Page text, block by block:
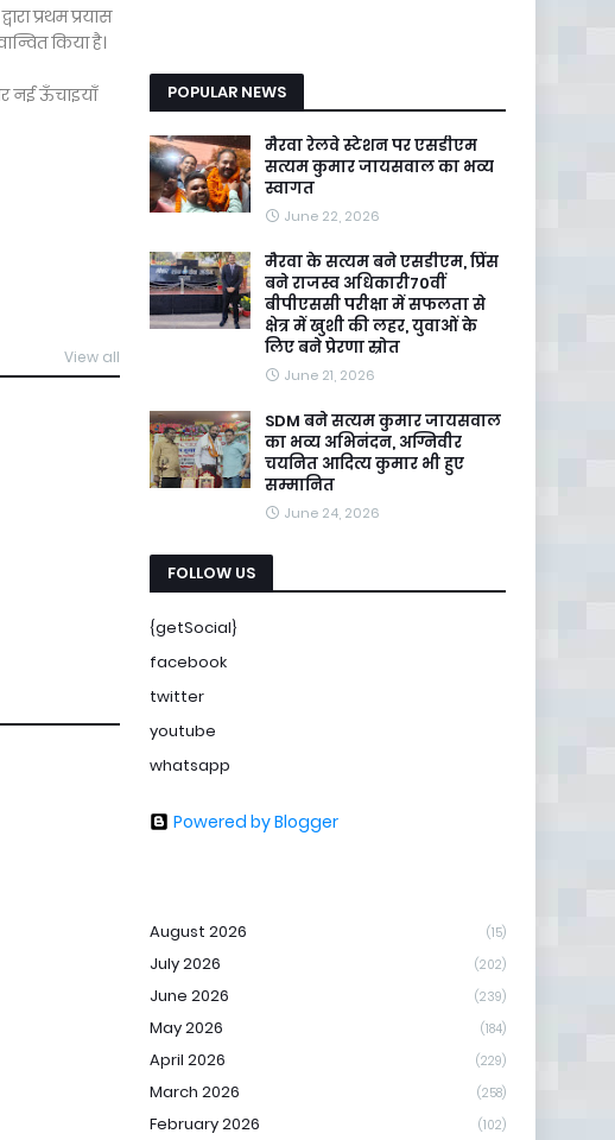
प्रथम प्रयास
किया है।
नई ऊँचाइयाँ
View all
POPULAR NEWS
मैरवा रेलवे स्टेशन पर एसडीएम
सत्यम कुमार जायसवाल का भव्य
स्वागत
June 22, 2026
मैरवा के सत्यम बने एसडीएम, प्रिंस
बने राजस्व अधिकारी70वीं
बीपीएससी परीक्षा में सफलता से
क्षेत्र में खुशी की लहर, युवाओं के
लिए बने प्रेरणा स्रोत
June 21, 2026
SDM बने सत्यम कुमार जायसवाल
का भव्य अभिनंदन, अग्निवीर
चयनित आदित्य कुमार भी हुए
सम्मानित
June 24, 2026
FOLLOW US
{getSocial}
facebook
twitter
youtube
whatsapp
Powered by Blogger
August 2026 (15)
July 2026 (202)
June 2026 (239)
May 2026 (184)
April 2026 (229)
March 2026 (258)
February 2026 (102)